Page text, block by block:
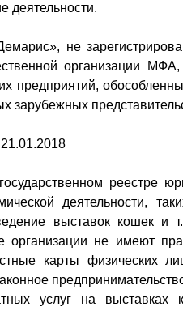
деятельности.
не
организации
предприятий,
зарубежных
реестре
деятельности,
выставок кошек и
организации не имеют
карты физических
услуг на выставках